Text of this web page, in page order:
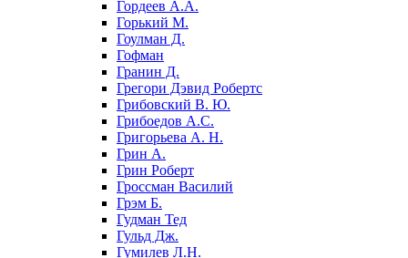
Гордеев А.А.
Горький М.
Гоулман Д.
Гофман
Гранин Д.
Грегори Дэвид Робертс
Грибовский В. Ю.
Грибоедов А.С.
Григорьева А. Н.
Грин А.
Грин Роберт
Гроссман Василий
Грэм Б.
Гудман Тед
Гульд Дж.
Гумилев Л.Н.